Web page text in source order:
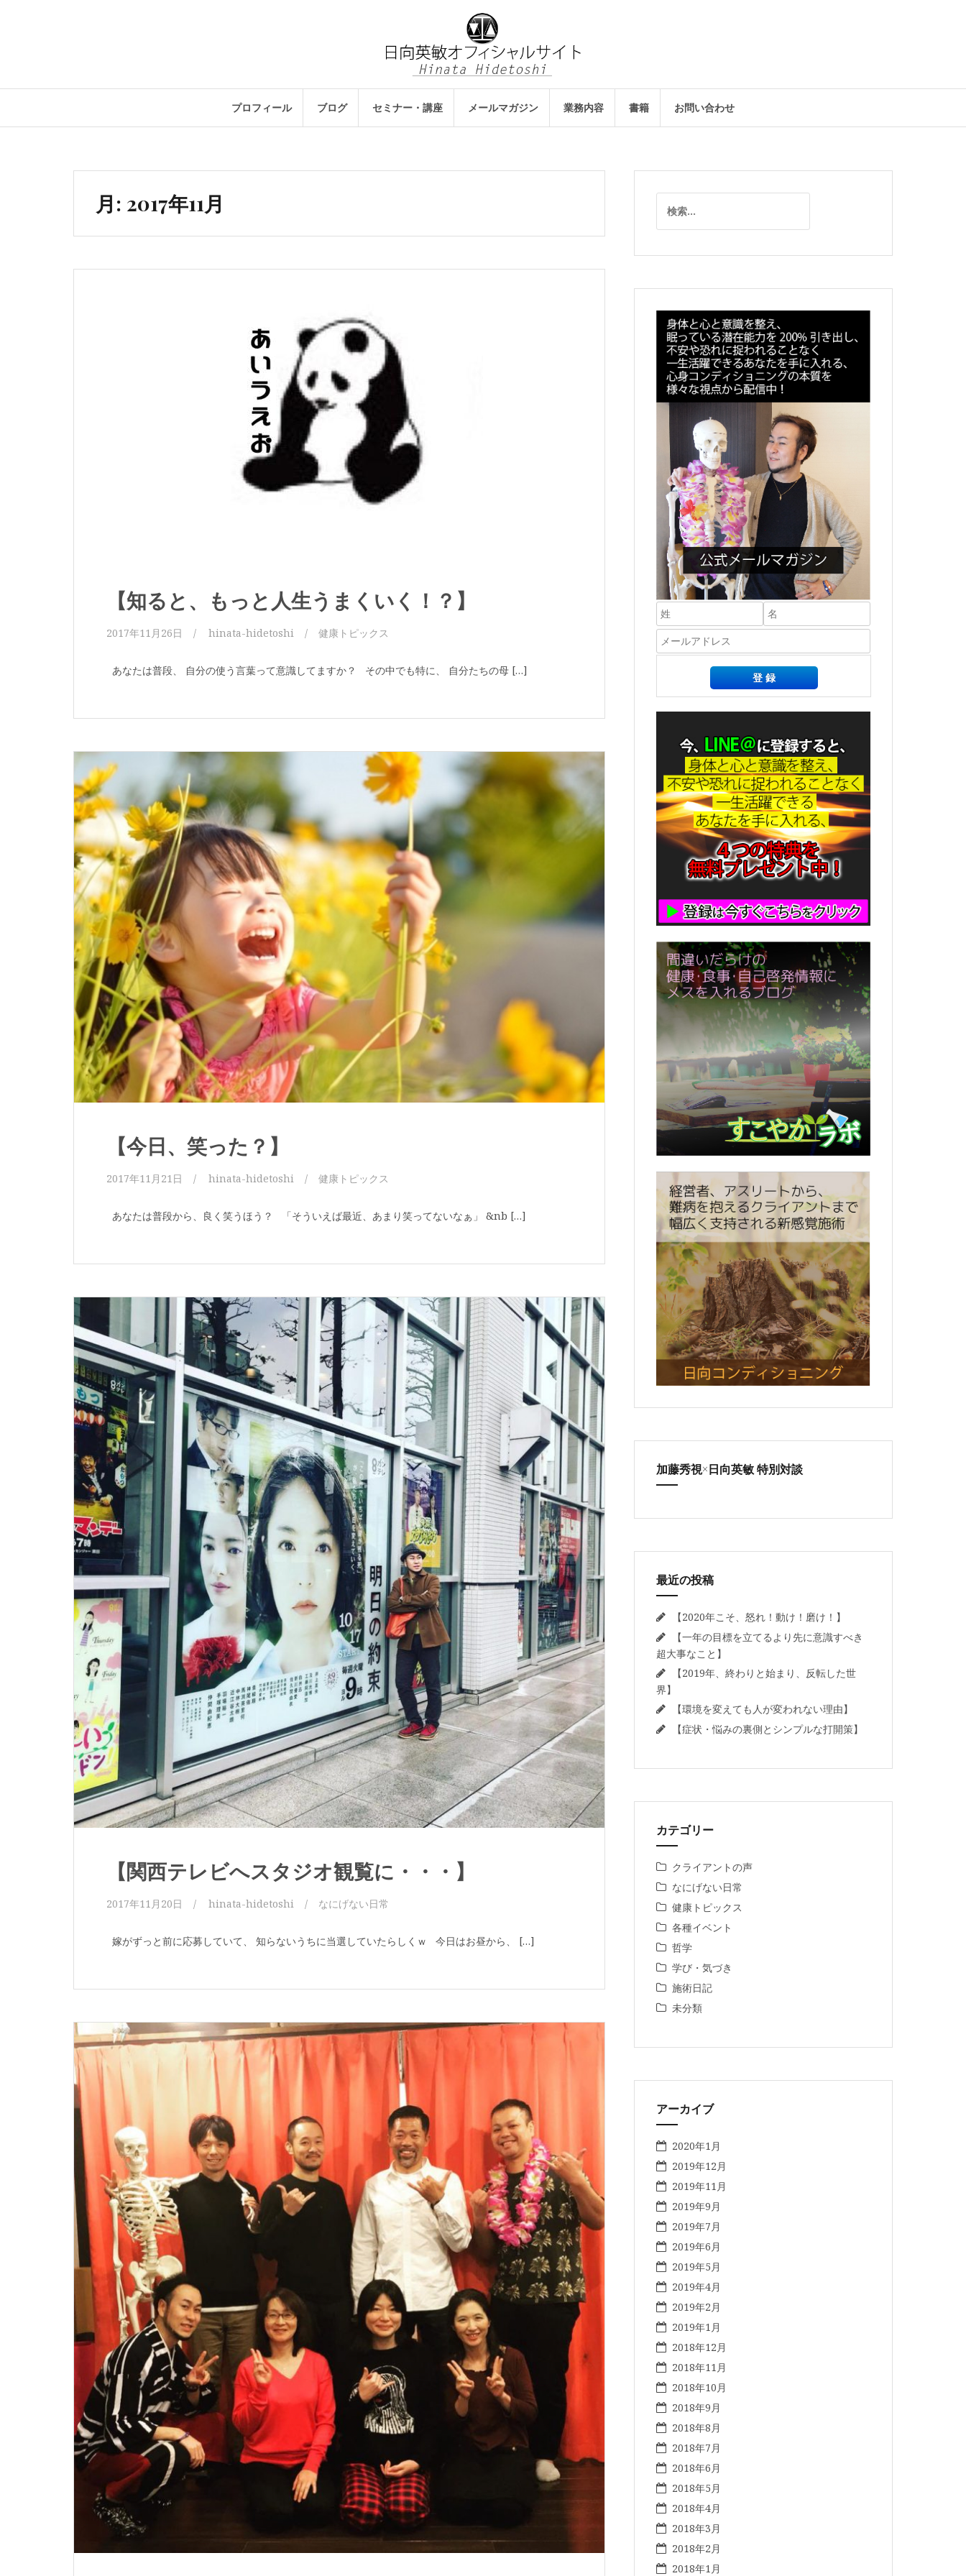
へ
プロフィール ブログ セミナー・講座 メールマガジン 業務内容 書籍 お問い合わせ
月: 2017年11月
【知ると、もっと人生うまくいく！？】
2017年11月26日 hinata-hidetoshi 健康トピックス
あなたは普段、 自分の使う言葉って意識してますか？ その中でも特に、 自分たちの母 […]
【今日、笑った？】
2017年11月21日 hinata-hidetoshi 健康トピックス
あなたは普段から、良く笑うほう？ 「そういえば最近、あまり笑ってないなぁ」 &nb […]
【関西テレビへスタジオ観覧に・・・】
2017年11月20日 hinata-hidetoshi なにげない日常
嫁がずっと前に応募していて、 知らないうちに当選していたらしくｗ 今日はお昼から、 […]
索:
加藤秀視×日向英敏 特別対談
最近の投稿
【2020年こそ、怒れ！動け！磨け！】
【一年の目標を立てるより先に意識すべき
超大事なこと】
【2019年、終わりと始まり、反転した世
界】
【環境を変えても人が変われない理由】
【症状・悩みの裏側とシンプルな打開策】
カテゴリー
クライアントの声
なにげない日常
健康トピックス
各種イベント
哲学
学び・気づき
施術日記
未分類
アーカイブ
2020年1月
2019年12月
2019年11月
2019年9月
2019年7月
2019年6月
2019年5月
2019年4月
2019年2月
2019年1月
2018年12月
2018年11月
2018年10月
2018年9月
2018年8月
2018年7月
2018年6月
2018年5月
2018年4月
2018年3月
2018年2月
2018年1月